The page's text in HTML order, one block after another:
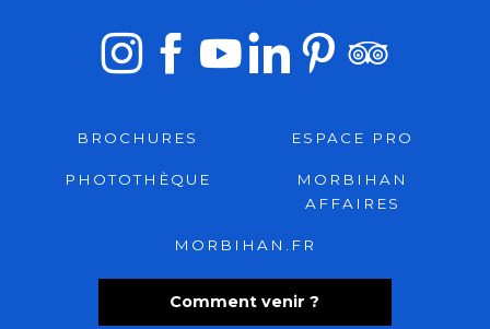
Comment venir ?
BROCHURES ESPACE PRO
PHOTOTHÈQUE
MORBIHAN
AFFAIRES
MORBIHAN.FR